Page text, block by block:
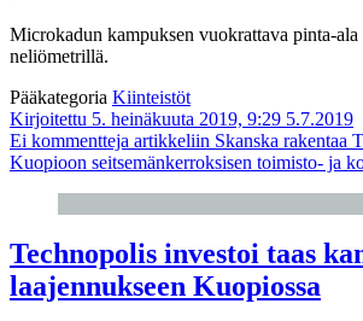
Microkadun kampuksen vuokrattava pinta-ala
neliömetrillä.
Pääkategoria Kiinteistöt
Kirjoitettu 5. heinäkuuta 2019, 9:29 5.7.2019
Ei kommentteja artikkeliin Skanska rakentaa
Kuopioon seitsemänkerroksisen toimisto- ja
Technopolis investoi taas
laajennukseen Kuopiossa